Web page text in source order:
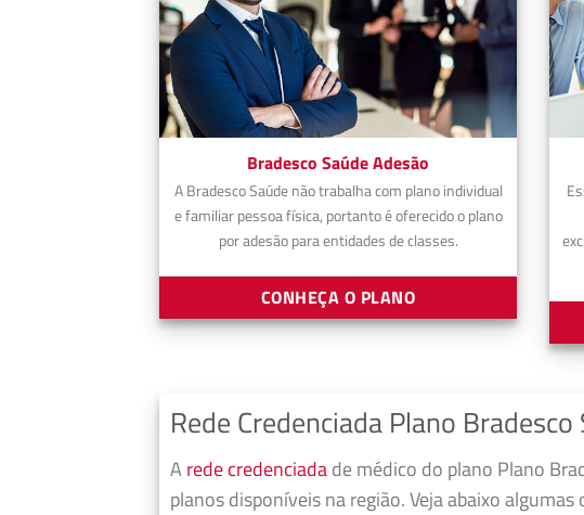
Bradesco Saúde Adesão
A Bradesco Saúde não trabalha com plano individual
e familiar pessoa física, portanto é oferecido o plano
por adesão para entidades de classes.
CONHEÇA O PLANO
Rede Credenciada Plano
A rede credenciadade médico do plano Plano
planos disponíveis na região. Veja abaixo